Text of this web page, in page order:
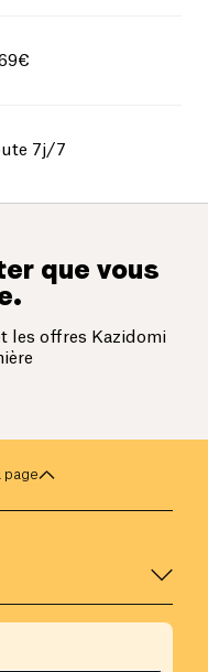
7j/7
que vous
les offres Kazidomi
page